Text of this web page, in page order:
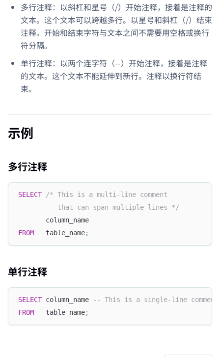
多行注释：以斜杠和星号（/）开始注释，接着是注释的
文本。这个文本可以跨越多行。以星号和斜杠（/）结束
注释。开始和结束字符与文本之间不需要用空格或换行
符分隔。
单行注释：以两个连字符（--）开始注释，接着是注释
的文本。这个文本不能延伸到新行。注释以换行符结
束。
示例
多行注释
SELECT
/* This is a multi-line comment
          that can span multiple lines */
       column_name
FROM
   table_name
;
单行注释
SELECT column_name
-- This is a single-line comment
FROM
   table_name
;